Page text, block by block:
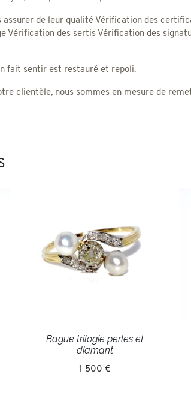
assurer de leur qualité Vérification des
Vérification des sertis Vérification des
fait sentir est restauré et repoli.
clientèle, nous sommes en mesure de
Bague trilogie perles et
diamant
1 500 €